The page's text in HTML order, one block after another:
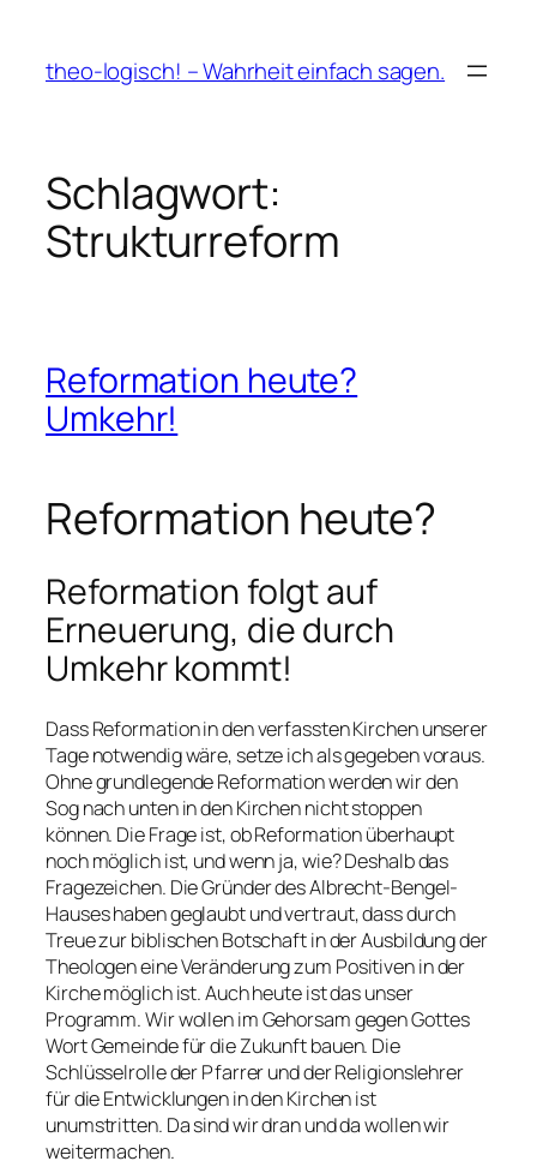
springen
theo-logisch! – Wahrheit einfach sagen.
Schlagwort:
Strukturreform
Reformation heute?
Umkehr!
Reformation heute?
Reformation folgt auf
Erneuerung, die durch
Umkehr kommt!
Dass Reformation in den verfassten Kirchen unserer
Tage notwendig wäre, setze ich als gegeben voraus.
Ohne grundlegende Reformation werden wir den
Sog nach unten in den Kirchen nicht stoppen
können. Die Frage ist, ob Reformation überhaupt
noch möglich ist, und wenn ja, wie? Deshalb das
Fragezeichen. Die Gründer des Albrecht-Bengel-
Hauses haben geglaubt und vertraut, dass durch
Treue zur biblischen Botschaft in der Ausbildung der
Theologen eine Veränderung zum Positiven in der
Kirche möglich ist. Auch heute ist das unser
Programm. Wir wollen im Gehorsam gegen Gottes
Wort Gemeinde für die Zukunft bauen. Die
Schlüsselrolle der Pfarrer und der Religionslehrer
für die Entwicklungen in den Kirchen ist
unumstritten. Da sind wir dran und da wollen wir
weitermachen.